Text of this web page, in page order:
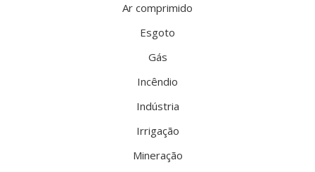
Ar comprimido
Esgoto
Gás
Incêndio
Indústria
Irrigação
Mineração